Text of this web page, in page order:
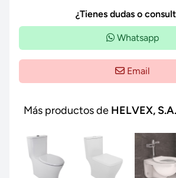
¿Tienes dudas o
Whatsapp
Email
Más productos de HELVEX,